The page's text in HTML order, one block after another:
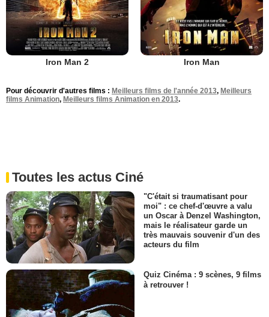
Iron Man 2 Iron Man
Pour découvrir d'autres films : Meilleurs films de l'année 2013, Meilleurs
films Animation, Meilleurs films Animation en 2013.
Toutes les actus Ciné
"C'était si traumatisant pour
moi" : ce chef-d'œuvre a valu
un Oscar à Denzel Washington,
mais le réalisateur garde un
très mauvais souvenir d'un des
acteurs du film
Quiz Cinéma : 9 scènes, 9 films
à retrouver !